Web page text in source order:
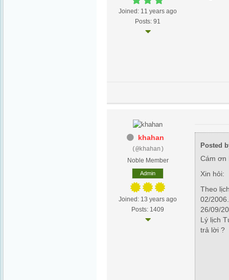
Joined: 11 years ago
Posts: 91
khahan
(@khahan)
Noble Member
Admin
Joined: 13 years ago
Posts: 1409
Posted
Cám ơn
Xin hỏi:
Theo
02/
26/09/
Lý lịch
trả lời ?